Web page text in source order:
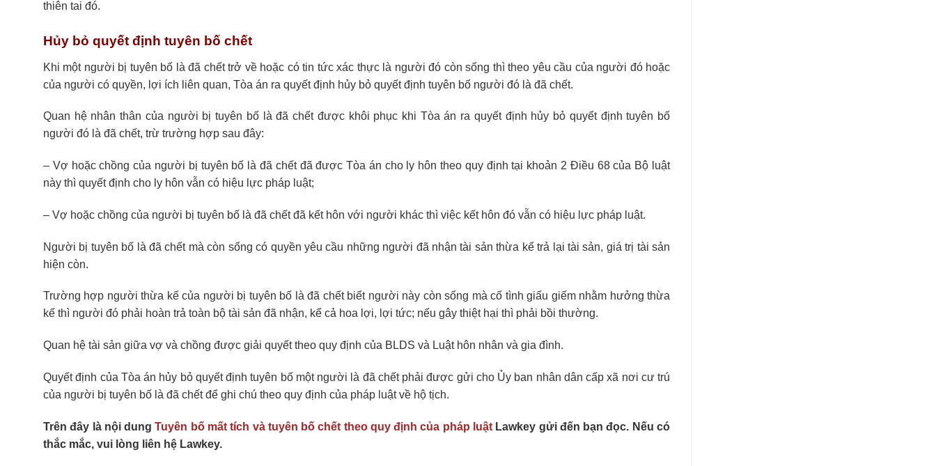
thiên tai đó.
Hủy bỏ quyết định tuyên bố chết
Khi một người bị tuyên bố là đã chết trở về hoặc có tin tức xác thực là người đó còn sống thì theo yêu cầu của người đó hoặc
của người có quyền, lợi ích liên quan, Tòa án ra quyết định hủy bỏ quyết định tuyên bố người đó là đã chết.
Quan hệ nhân thân của người bị tuyên bố là đã chết được khôi phục khi Tòa án ra quyết định hủy bỏ quyết định tuyên bố
người đó là đã chết, trừ trường hợp sau đây:
– Vợ hoặc chồng của người bị tuyên bố là đã chết đã được Tòa án cho ly hôn theo quy định tại khoản 2 Điều 68 của Bộ luật
này thì quyết định cho ly hôn vẫn có hiệu lực pháp luật;
– Vợ hoặc chồng của người bị tuyên bố là đã chết đã kết hôn với người khác thì việc kết hôn đó vẫn có hiệu lực pháp luật.
Người bị tuyên bố là đã chết mà còn sống có quyền yêu cầu những người đã nhận tài sản thừa kế trả lại tài sản, giá trị tài sản
hiện còn.
Trường hợp người thừa kế của người bị tuyên bố là đã chết biết người này còn sống mà cố tình giấu giếm nhằm hưởng thừa
kế thì người đó phải hoàn trả toàn bộ tài sản đã nhận, kể cả hoa lợi, lợi tức; nếu gây thiệt hại thì phải bồi thường.
Quan hệ tài sản giữa vợ và chồng được giải quyết theo quy định của BLDS và Luật hôn nhân và gia đình.
Quyết định của Tòa án hủy bỏ quyết định tuyên bố một người là đã chết phải được gửi cho Ủy ban nhân dân cấp xã nơi cư trú
của người bị tuyên bố là đã chết để ghi chú theo quy định của pháp luật về hộ tịch.
Trên đây là nội dungTuyên bố mất tích và tuyên bố chết theo quy định của pháp luật Lawkey gửi đến bạn đọc. Nếu có
thắc mắc, vui lòng liên hệ Lawkey.